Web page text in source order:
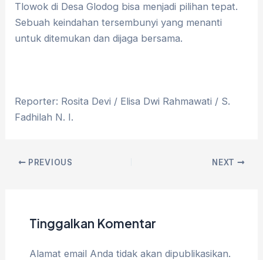
Tlowok di Desa Glodog bisa menjadi pilihan tepat.
Sebuah keindahan tersembunyi yang menanti
untuk ditemukan dan dijaga bersama.
Reporter: Rosita Devi / Elisa Dwi Rahmawati / S.
Fadhilah N. I.
PREVIOUS NEXT
Tinggalkan Komentar
Alamat email Anda tidak akan dipublikasikan.